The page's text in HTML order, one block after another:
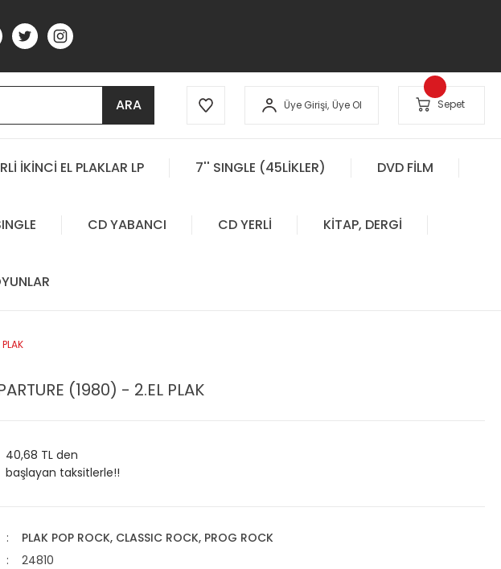
ARA Üye Girişi, Üye Ol Sepet
İKİNCİ EL PLAKLAR LP 7'' SINGLE (45LİKLER) DVD FİLM
CD YABANCI CD YERLİ KİTAP, DERGİ
(1980) - 2.EL PLAK
40,68 TL den
başlayan taksitlerle!!
PLAK POP ROCK, CLASSIC ROCK, PROG ROCK
24810